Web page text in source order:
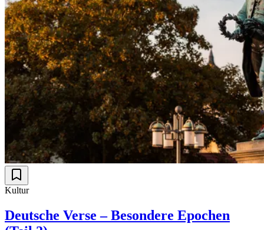
Kultur
Deutsche Verse – Besondere Epochen